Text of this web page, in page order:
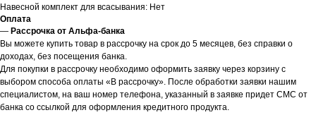
Навесной комплект для всасывания: Нет
Оплата
— Рассрочка от Альфа-банка
Вы можете купить товар в рассрочку на срок до 5 месяцев, без справки о
доходах, без посещения банка.
Для покупки в рассрочку необходимо оформить заявку через корзину с
выбором способа оплаты «В рассрочку». После обработки заявки нашим
специалистом, на ваш номер телефона, указанный в заявке придет СМС от
банка со ссылкой для оформления кредитного продукта.